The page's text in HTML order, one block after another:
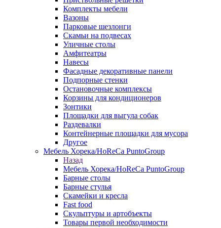
Комплекты мебели
Вазоны
Парковые шезлонги
Скамьи на подвесах
Уличные столы
Амфитеатры
Навесы
Фасадные декоративные панели
Подпорные стенки
Остановочные комплексы
Корзины для кондиционеров
Зонтики
Площадки для выгула собак
Раздевалки
Контейнерные площадки для мусора
Другое
Мебель Хорека/HoReCa PuntoGroup
Назад
Мебель Хорека/HoReCa PuntoGroup
Барные столы
Барные стулья
Скамейки и кресла
Fast food
Скульптуры и артобъекты
Товары первой необходимости